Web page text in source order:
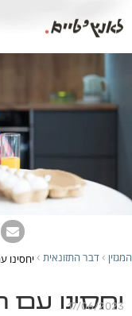
המגזין › דבר התזונאית › יחסינו
יחסינו
17/06/2023